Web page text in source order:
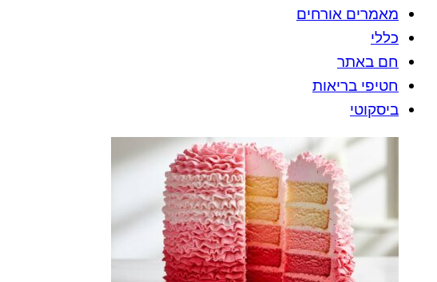
מאמרים אורחים
כללי
חם באתר
חטיפי בריאות
ביסקוטי